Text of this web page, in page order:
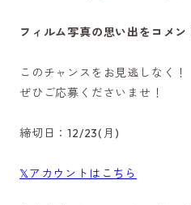
フィルム写真の思い出をコメン
このチャンスをお見逃しなく！
ぜひご応募くださいませ！
締切日：12/23(月)
𝕏アカウントはこちら